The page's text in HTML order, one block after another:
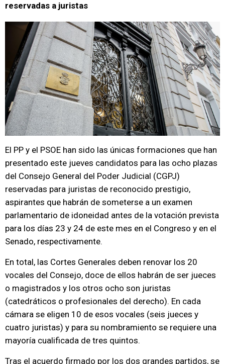
reservadas a juristas
El PP y el PSOE han sido las únicas formaciones que han
presentado este jueves candidatos para las ocho plazas
del Consejo General del Poder Judicial (CGPJ)
reservadas para juristas de reconocido prestigio,
aspirantes que habrán de someterse a un examen
parlamentario de idoneidad antes de la votación prevista
para los días 23 y 24 de este mes en el Congreso y en el
Senado, respectivamente.
En total, las Cortes Generales deben renovar los 20
vocales del Consejo, doce de ellos habrán de ser jueces
o magistrados y los otros ocho son juristas
(catedráticos o profesionales del derecho). En cada
cámara se eligen 10 de esos vocales (seis jueces y
cuatro juristas) y para su nombramiento se requiere una
mayoría cualificada de tres quintos.
Tras el acuerdo firmado por los dos grandes partidos, se